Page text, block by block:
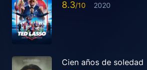
8.3 2020
Cien años de soledad